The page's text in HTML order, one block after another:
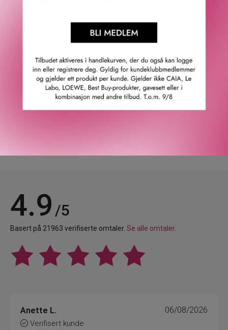
som er sterk og sikker på sin sjarm; sensuell, feminin og
alltid glamorøs. Denne bestselgende duften åpner med
granateple og yuzu i toppnotene. I hjertenotene finner vi
magnolia, peon og lotusblomst. Og bunnotene består av
musk, acajou, mahogny og amber.
GTIN: 8011003993802
4.9 /5
Basert på 21963 verifiserte omtaler. Se alle omtaler.
Anette L.
Verifisert kunde
06/08/2026